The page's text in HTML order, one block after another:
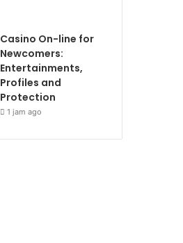
Casino On-line for
Newcomers:
Entertainments,
Profiles and
Protection
1 jam ago